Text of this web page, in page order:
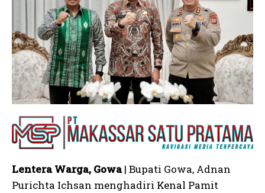
Lentera Warga, Gowa| Bupati Gowa, Adnan
Purichta Ichsan menghadiri Kenal Pamit